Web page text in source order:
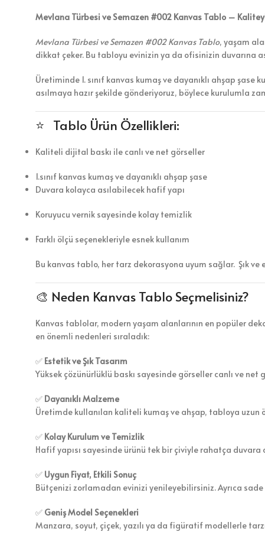
Mevlana Türbesi ve Semazen #002 Kanvas Tablo – Kaliteyi
Mevlana Türbesi ve Semazen #002 Kanvas Tablo, yaşam
dikkat çeker. Bu tabloyu evinizin ya da ofisinizin duvarına
Üretiminde 1. sınıf kanvas kumaş ve dayanıklı ahşap
asılmaya hazır şekilde gönderiyoruz, böylece kurulumla
⭐ Tablo Ürün Özellikleri:
Kaliteli dijital baskı ile canlı ve net görseller
1.sınıf kanvas kumaş ve dayanıklı ahşap şase
Duvara kolayca asılabilecek hafif yapı
Koruyucu vernik sayesinde kolay temizlik
Farklı ölçü seçenekleriyle esnek kullanım
Bu kanvas tablo, her tarz dekorasyona uyum sağlar. Şık
🎨 Neden Kanvas Tablo Seçmelisiniz?
Kanvas tablolar, modern yaşam alanlarının en popüler
en önemli nedenleri sıraladık:
✅ Estetik ve Şık Tasarım
Yüksek çözünürlüklü baskı sayesinde görseller canlı ve
✅ Dayanıklı Malzeme
Üretimde kullanılan kaliteli kumaş ve ahşap, tabloya uzun
✅ Kolay Kurulum ve Temizlik
Hafif yapısı sayesinde ürünü tek bir çiviyle rahatça
✅ Uygun Fiyat, Etkili Sonuç
Bütçenizi zorlamadan evinizi yenileyebilirsiniz. Ayrıca
✅ Geniş Model Seçenekleri
Manzara, soyut, çiçek, yazılı ya da figüratif modellerle